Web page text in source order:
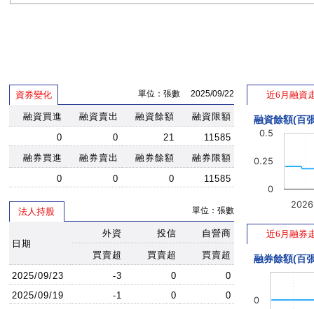
資券變化 單位：張數 2025/09/22
融資買進 融資賣出 融資餘額
融資限額
0
0 21
11585
融券買進
融券賣出 融券餘額
融券限額
0
0 0 11585
法人持股 單位：張數
日期
外資 投信 自營商
買賣超 買賣超
買賣超
2025/09/23
-3 0
0
2025/09/19
-1 0
0
近6月融資
融資餘額(百
0
0.25
0.5
近6月融券
融券餘額(百
0